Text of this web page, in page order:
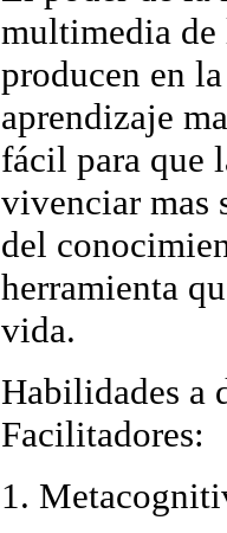
multimedia de
producen en
aprendizaje
fácil para que
vivenciar mas
del
herramienta
vida.
Habilidades a
Facilitadores:
1.